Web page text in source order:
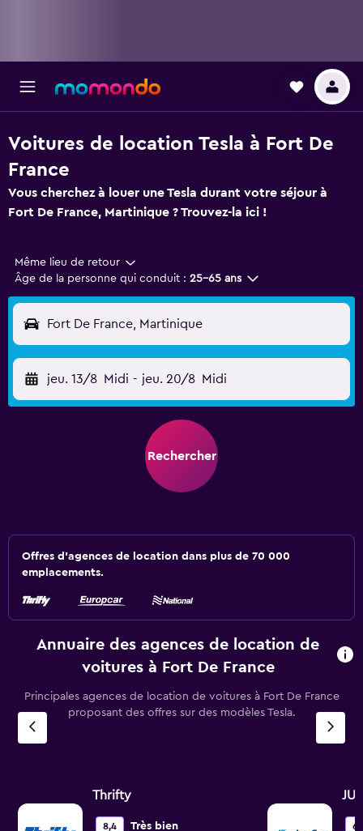
Voitures de location Tesla à Fort De
France
Vous cherchez à louer une Tesla durant votre séjour à
Fort De France, Martinique ? Trouvez-la ici !
Même lieu de retour
Âge de la personne qui conduit : 25-65 ans
Fort De France, Martinique
jeu. 13/8 Midi - jeu. 20/8 Midi
Rechercher
Offres d’agences de location dans plus de 70 000
emplacements.
Annuaire des agences de location de
voitures à Fort De France
Principales agences de location de voitures à Fort De France
proposant des offres sur des modèles Tesla.
Thrifty
8,4 Très bien